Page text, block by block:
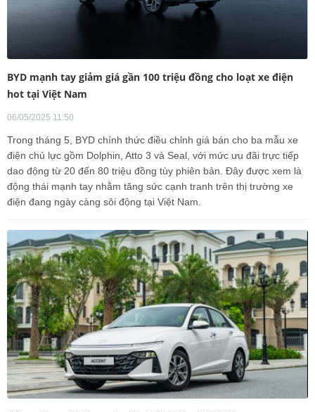
BYD mạnh tay giảm giá gần 100 triệu đồng cho loạt xe điện
hot tại Việt Nam
06/05/2025 11:50
Trong tháng 5, BYD chính thức điều chỉnh giá bán cho ba mẫu xe
điện chủ lực gồm Dolphin, Atto 3 và Seal, với mức ưu đãi trực tiếp
dao động từ 20 đến 80 triệu đồng tùy phiên bản. Đây được xem là
động thái mạnh tay nhằm tăng sức cạnh tranh trên thị trường xe
điện đang ngày càng sôi động tại Việt Nam.